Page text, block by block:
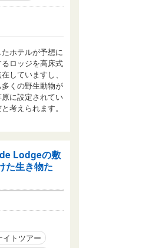
ホテルが予想に
ロッジを高床式
していますし、
くの野生動物が
に設定されてい
考えられます。
Lodgeの敷
た生き物た
イトツアー